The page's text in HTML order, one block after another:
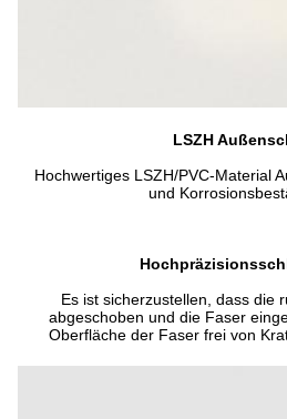
LSZH
Hochwertiges LSZH/PVC-Material
und
Es ist sicherzustellen, dass die
abgeschoben und die Faser
Oberfläche der Faser frei von